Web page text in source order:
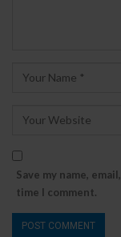
Save my name,
time I comment.